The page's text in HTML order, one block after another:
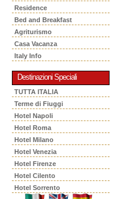
Residence
Bed and Breakfast
Agriturismo
Casa Vacanza
Italy Info
Destinazioni Speciali
TUTTA ITALIA
Terme di Fiuggi
Hotel Napoli
Hotel Roma
Hotel Milano
Hotel Venezia
Hotel Firenze
Hotel Cilento
Hotel Sorrento